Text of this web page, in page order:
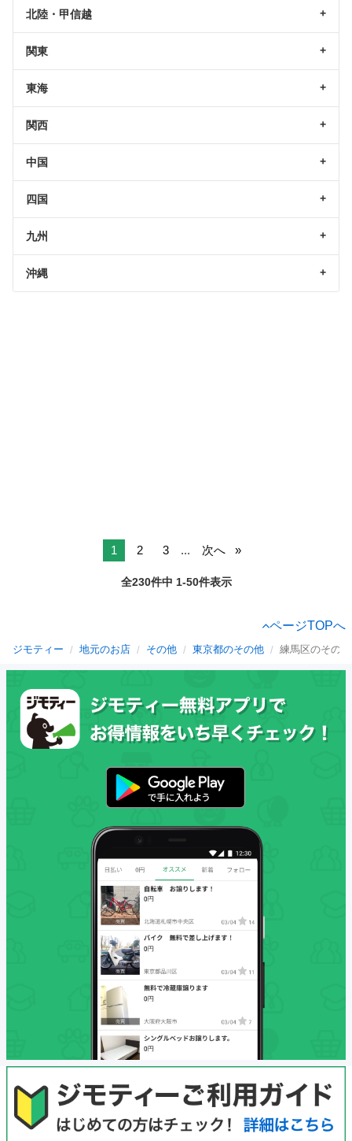
北陸・甲信越
関東
東海
関西
中国
四国
九州
沖縄
1 2 3 ... 次へ
全230件中 1-50件表示
ページTOPへ
ジモティー 地元のお店 その他 東京都のその他 練馬区のその他